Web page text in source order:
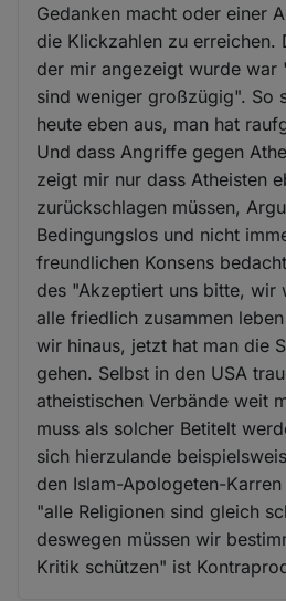
Gedanken macht oder einer
die Klickzahlen zu erreichen.
der mir angezeigt wurde war
sind weniger großzügig". So
heute eben aus, man hat
Und dass Angriffe gegen
zeigt mir nur dass Atheisten
zurückschlagen müssen,
Bedingungslos und nicht
freundlichen Konsens
des "Akzeptiert uns bitte, wir
alle friedlich zusammen
wir hinaus, jetzt hat man die
gehen. Selbst in den USA
atheistischen Verbände weit
muss als solcher Betitelt
sich hierzulande
den Islam-Apologeten-Karren
"alle Religionen sind gleich
deswegen müssen wir
Kritik schützen" ist